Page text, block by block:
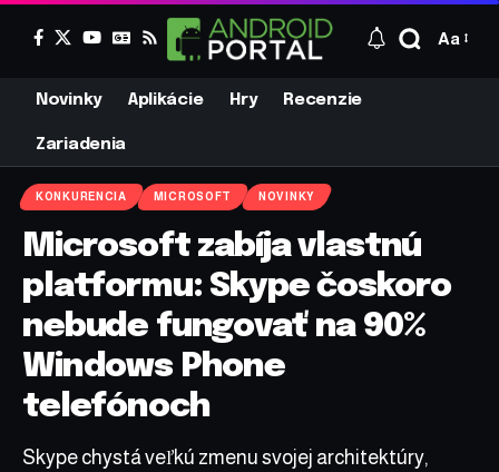
Aa
Novinky Aplikácie Hry Recenzie
Zariadenia
KONKURENCIA MICROSOFT NOVINKY
Microsoft zabíja vlastnú
platformu: Skype čoskoro
nebude fungovať na 90%
Windows Phone
telefónoch
Skype chystá veľkú zmenu svojej architektúry,